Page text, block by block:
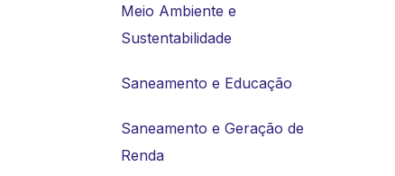
Meio Ambiente e
Sustentabilidade
Saneamento e Educação
Saneamento e Geração de
Renda